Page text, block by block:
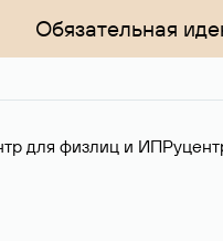
Обязательная
для физлиц и ИП